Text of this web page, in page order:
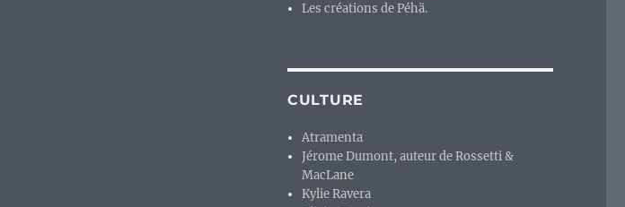
Les créations de Péhä.
CULTURE
Atramenta
Jérome Dumont, auteur de Rossetti &
MacLane
Kylie Ravera